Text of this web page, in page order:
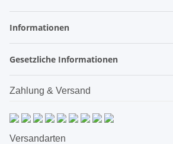
Informationen
Gesetzliche Informationen
Zahlung & Versand
Versandarten